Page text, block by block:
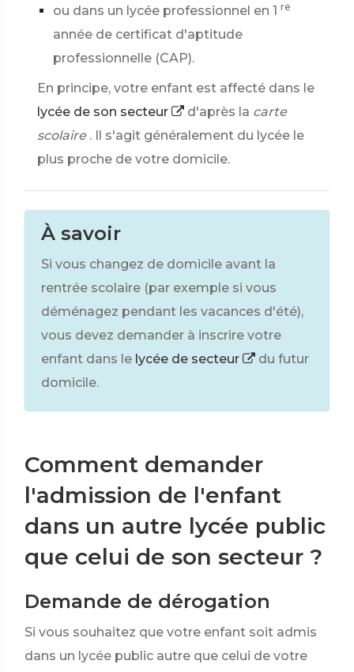
ou dans un lycée professionnel en 1 re
année de certificat d'aptitude
professionnelle (CAP).
En principe, votre enfant est affecté dans le
lycée de son secteur
d'après la carte
scolaire . Il s'agit généralement du lycée le
plus proche de votre domicile.
À savoir
Si vous changez de domicile avant la
rentrée scolaire (par exemple si vous
déménagez pendant les vacances d'été),
vous devez demander à inscrire votre
enfant dans le lycée de secteur
du futur
domicile.
Comment demander
l'admission de l'enfant
dans un autre lycée public
que celui de son secteur ?
Demande de dérogation
Si vous souhaitez que votre enfant soit admis
dans un lycée public autre que celui de votre